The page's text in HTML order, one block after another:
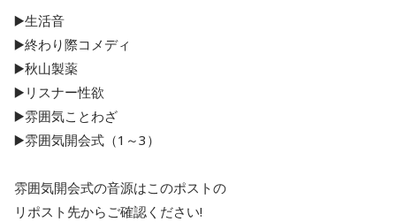
▶️生活音
▶️終わり際コメディ
▶️秋山製薬
▶️リスナー性欲
▶️雰囲気ことわざ
▶️雰囲気開会式（1～3）
雰囲気開会式の音源はこのポストの
リポスト先からご確認ください!